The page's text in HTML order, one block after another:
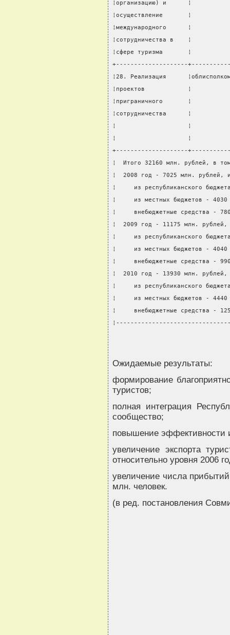
¦организацию) и      ¦
¦осуществление       ¦
¦международного      ¦
¦сотрудничества в    ¦
¦сфере туризма       ¦
+--------------------
¦28. Реализация
¦проектов            ¦
¦приграничного       ¦
¦сотрудничества      ¦
¦                    ¦
¦                    ¦
+--------------------
¦  Итого 32160 млн.
¦  2008 год - 7025 млн.
¦     из республиканского
¦     из местных бюджетов
¦     внебюджетные
¦  2009 год - 11175 млн.
¦     из республиканского
¦     из местных бюджетов
¦     внебюджетные
¦  2010 год - 13930 млн.
¦     из республиканского
¦     из местных бюджетов
¦     внебюджетные
Ожидаемые результаты:
формирование
туристов;
полная интеграция
сообщество;
повышение эффективности
увеличение экспорта
относительно уровня 2006
увеличение числа
млн. человек.
(в ред. постановления